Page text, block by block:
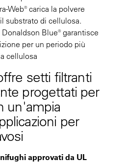
Web® carica la polvere
substrato di cellulosa.
Blue® garantisce
per un periodo più
cellulosa
setti filtranti
progettati per
un'ampia
per
approvati da UL